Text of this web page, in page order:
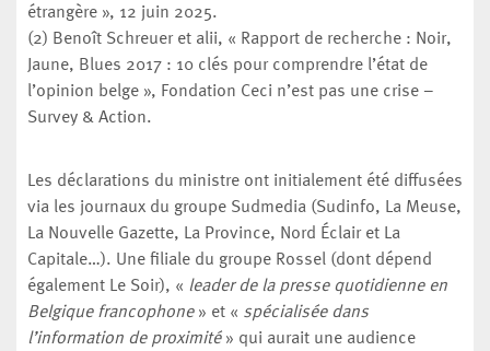
étrangère », 12 juin 2025.
(2) Benoît Schreuer et alii, « Rapport de recherche : Noir,
Jaune, Blues 2017 : 10 clés pour comprendre l’état de
l’opinion belge », Fondation Ceci n’est pas une crise –
Survey & Action.
Les déclarations du ministre ont initialement été diffusées
via les journaux du groupe Sudmedia (Sudinfo, La Meuse,
La Nouvelle Gazette, La Province, Nord Éclair et La
Capitale…). Une filiale du groupe Rossel (dont dépend
également Le Soir), « leader de la presse quotidienne en
Belgique francophone» et « spécialisée dans
l’information de proximité» qui aurait une audience